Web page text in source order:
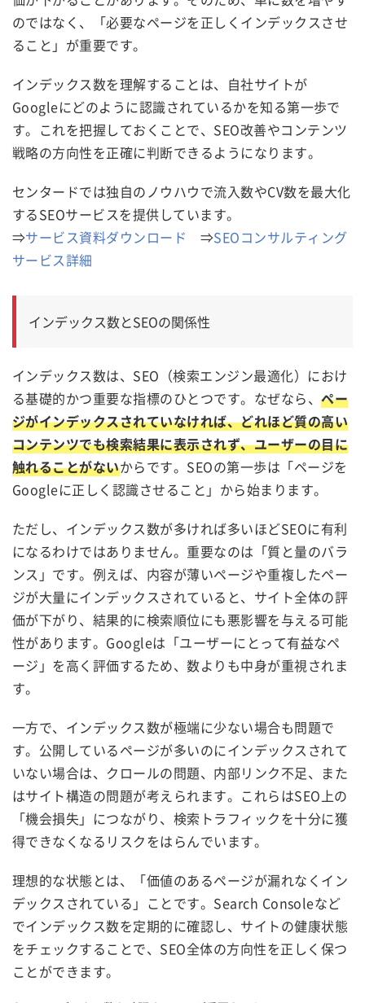
のではなく、「必要なページを正しくインデックスさせ
ること」が重要です。
インデックス数を理解することは、自社サイトが
Googleにどのように認識されているかを知る第一歩で
す。これを把握しておくことで、SEO改善やコンテンツ
戦略の方向性を正確に判断できるようになります。
センタードでは独自のノウハウで流入数やCV数を最大化
するSEOサービスを提供しています。
⇒サービス資料ダウンロード ⇒SEOコンサルティング
サービス詳細
インデックス数とSEOの関係性
インデックス数は、SEO（検索エンジン最適化）におけ
る基礎的かつ重要な指標のひとつです。なぜなら、ペー
ジがインデックスされていなければ、どれほど質の高い
コンテンツでも検索結果に表示されず、ユーザーの目に
触れることがないからです。SEOの第一歩は「ページを
Googleに正しく認識させること」から始まります。
ただし、インデックス数が多ければ多いほどSEOに有利
になるわけではありません。重要なのは「質と量のバラ
ンス」です。例えば、内容が薄いページや重複したペー
ジが大量にインデックスされていると、サイト全体の評
価が下がり、結果的に検索順位にも悪影響を与える可能
性があります。Googleは「ユーザーにとって有益なペ
ージ」を高く評価するため、数よりも中身が重視されま
す。
一方で、インデックス数が極端に少ない場合も問題で
す。公開しているページが多いのにインデックスされて
いない場合は、クロールの問題、内部リンク不足、また
はサイト構造の問題が考えられます。これらはSEO上の
「機会損失」につながり、検索トラフィックを十分に獲
得できなくなるリスクをはらんでいます。
理想的な状態とは、「価値のあるページが漏れなくイン
デックスされている」ことです。Search Consoleなど
でインデックス数を定期的に確認し、サイトの健康状態
をチェックすることで、SEO全体の方向性を正しく保つ
ことができます。